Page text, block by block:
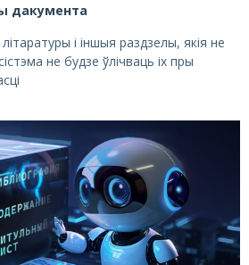
дакумента
і іншыя раздзелы, якія не
не будзе ўлічваць іх пры